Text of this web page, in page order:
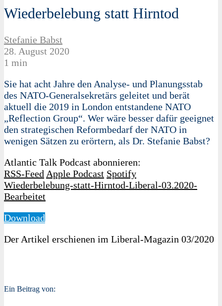
Wiederbelebung statt Hirntod
Stefanie Babst
28. August 2020
1 min
Sie hat acht Jahre den Analyse- und Planungsstab
des NATO-Generalsekretärs geleitet und berät
aktuell die 2019 in London entstandene NATO
„Reflection Group“. Wer wäre besser dafür geeignet
den strategischen Reformbedarf der NATO in
wenigen Sätzen zu erörtern, als Dr. Stefanie Babst?
Atlantic Talk Podcast abonnieren:
RSS-Feed Apple Podcast Spotify
Wiederbelebung-statt-Hirntod-Liberal-03.2020-
Bearbeitet
Download
Der Artikel erschienen im Liberal-Magazin 03/2020
Ein Beitrag von: